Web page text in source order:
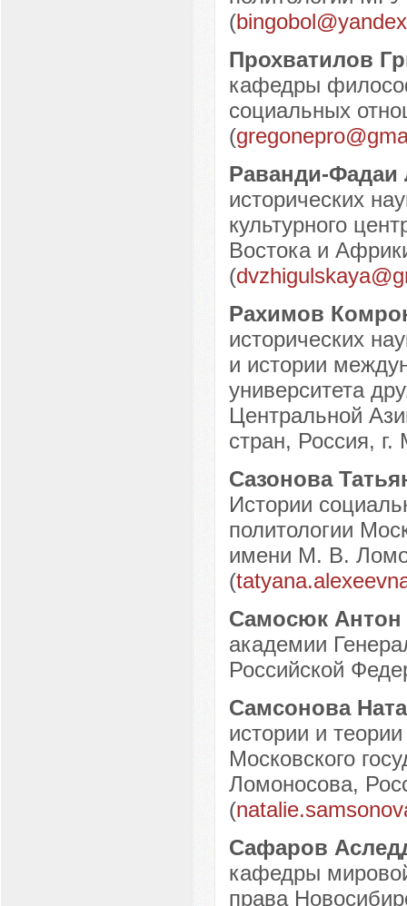
(
Прохватилов
кафедры
социальных
(
Раванди-
исторических
культурного
Востока и
(
Рахимов
исторических
и истории
университета
Центральной
стран, Россия, г.
Сазонова
Истории
политологии
имени М. В.
(
Самосюк Антон
академии
Российской
Самсонова
истории и
Московского
Ломоносова,
(
Сафаров
кафедры
права